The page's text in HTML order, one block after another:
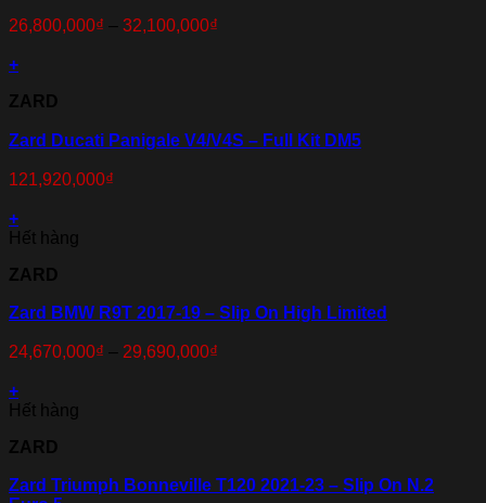
26,800,000₫ – 32,100,000₫
+
ZARD
Zard Ducati Panigale V4/V4S – Full Kit DM5
121,920,000₫
+
Hết hàng
ZARD
Zard BMW R9T 2017-19 – Slip On High Limited
24,670,000₫ – 29,690,000₫
+
Hết hàng
ZARD
Zard Triumph Bonneville T120 2021-23 – Slip On N.2